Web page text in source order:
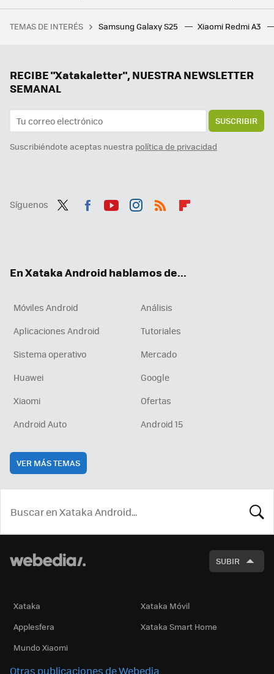
ZTE Nubia Z60 Ultra: cámara bajo la pantalla y Snapdragon 8 Gen 3 para uno de los móviles más potentes del año
La debacle demográfica en Europa, expuesta en este mapa con un invitado engañoso: Mónaco
TEMAS DE INTERÉS Samsung Galaxy S25 Xiaomi Redmi A3
RECIBE "Xatakaletter", NUESTRA NEWSLETTER
SEMANAL
SUSCRIBIR
Suscribiéndote aceptas nuestra política de privacidad
Síguenos
En Xataka Android hablamos de...
Móviles Android
Análisis
Aplicaciones Android
Tutoriales
Sistema operativo
Mercado
Huawei
Google
Xiaomi
Ofertas
Android Auto
Android 15
VER MÁS TEMAS
SUBIR
Xataka
Xataka Móvil
Applesfera
Xataka Smart Home
Mundo Xiaomi
Otras publicaciones de Webedia